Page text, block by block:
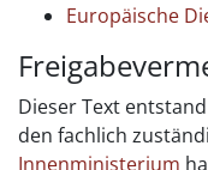
Europäische
Dieser Text
den fachlich
Innenministerium